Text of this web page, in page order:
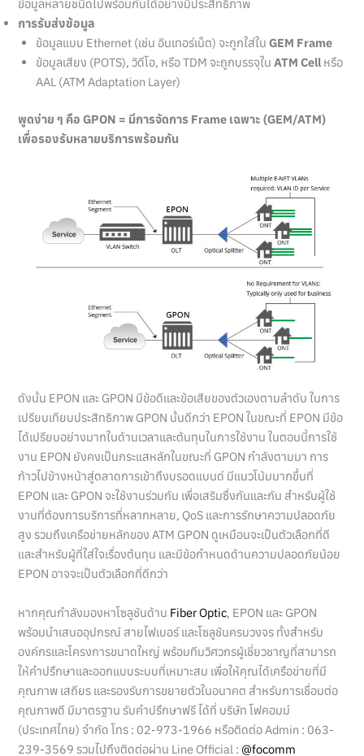
ข้อมูลหลายชนิดไปพร้อมกันได้อย่างมีประสิทธิภาพ
การรับส่งข้อมูล
ข้อมูลแบบ Ethernet (เช่น อินเทอร์เน็ต) จะถูกใส่ในGEM Frame
ข้อมูลเสียง (POTS), วิดีโอ, หรือ TDM จะถูกบรรจุในATM Cell หรือ
AAL (ATM Adaptation Layer)
พูดง่าย ๆ คือ GPON = มีการจัดการ Frame เฉพาะ (GEM/ATM)
เพื่อรองรับหลายบริการพร้อมกัน
ดังนั้น EPON และ GPON มีข้อดีและข้อเสียของตัวเองตามลำดับ ในการ
เปรียบเทียบประสิทธิภาพ GPON นั้นดีกว่า EPON ในขณะที่ EPON มีข้อ
ได้เปรียบอย่างมากในด้านเวลาและต้นทุนในการใช้งาน ในตอนนี้การใช้
งาน EPON ยังคงเป็นกระแสหลักในขณะที่ GPON กำลังตามมา การ
ก้าวไปข้างหน้าสู่ตลาดการเข้าถึงบรอดแบนด์ มีแนวโน้มมากขึ้นที่
EPON และ GPON จะใช้งานร่วมกัน เพื่อเสริมซึ่งกันและกัน สำหรับผู้ใช้
งานที่ต้องการบริการที่หลากหลาย, QoS และการรักษาความปลอดภัย
สูง รวมถึงเครือข่ายหลักของ ATM GPON ดูเหมือนจะเป็นตัวเลือกที่ดี
และสำหรับผู้ที่ใส่ใจเรื่องต้นทุน และมีข้อกำหนดด้านความปลอดภัยน้อย
EPON อาจจะเป็นตัวเลือกที่ดีกว่า
หากคุณกำลังมองหาโซลูชันด้าน Fiber Optic, EPON และ GPON
พร้อมนำเสนออุปกรณ์ สายไฟเบอร์ และโซลูชันครบวงจร ทั้งสำหรับ
องค์กรและโครงการขนาดใหญ่ พร้อมทีมวิศวกรผู้เชี่ยวชาญที่สามารถ
ให้คำปรึกษาและออกแบบระบบที่เหมาะสม เพื่อให้คุณได้เครือข่ายที่มี
คุณภาพ เสถียร และรองรับการขยายตัวในอนาคต สำหรับการเชื่อมต่อ
คุณภาพดี มีมาตรฐาน รับคำปรึกษาฟรี ได้ที่ บริษัท โฟคอมม์
(ประเทศไทย) จำกัด โทร : 02-973-1966 หรือติดต่อ Admin : 063-
239-3569 รวมไปถึงติดต่อผ่าน Line Official : @focomm